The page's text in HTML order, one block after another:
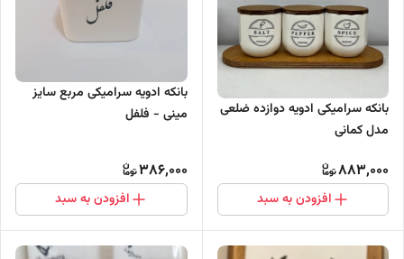
بانکه سرامیکی ادویه دوازده ضلعی
مدل کمانی
883,000
افزودن به سبد
بانکه ادویه سرامیکی مربع سایز
مینی - فلفل
386,000
افزودن به سبد